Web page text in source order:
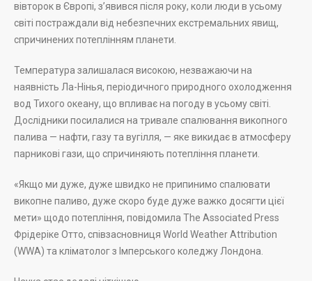
вівторок в Європі, з’явився після року, коли люди в усьому
світі постраждали від небезпечних екстремальних явищ,
спричинених потеплінням планети.
Температура залишалася високою, незважаючи на
наявність Ла-Нінья, періодичного природного охолодження
вод Тихого океану, що впливає на погоду в усьому світі.
Дослідники посилалися на тривале спалювання викопного
палива — нафти, газу та вугілля, — яке викидає в атмосферу
парникові гази, що спричиняють потепління планети.
«Якщо ми дуже, дуже швидко не припинимо спалювати
викопне паливо, дуже скоро буде дуже важко досягти цієї
мети» щодо потепління, повідомила The Associated Press
Фрідеріке Отто, співзасновниця World Weather Attribution
(WWA) та кліматолог з Імперського коледжу Лондона.